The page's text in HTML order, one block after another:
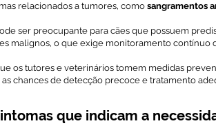
relacionados a tumores, comosangramentos
ser preocupante para cães que possuem
malignos, o que exige monitoramento contínuo
os tutores e veterinários tomem medidas
chances de detecção precoce e tratamento
que indicam a